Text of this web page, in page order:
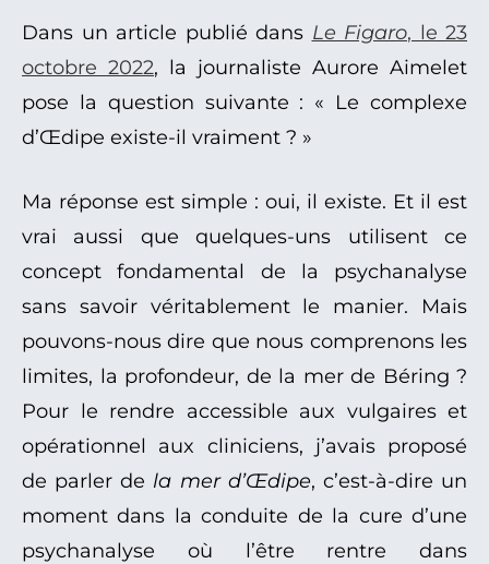
Dans un article publié dans Le Figaro, le 23
octobre 2022, la journaliste Aurore Aimelet
pose la question suivante : « Le complexe
d’Œdipe existe-il vraiment ? »
Ma réponse est simple : oui, il existe. Et il est
vrai aussi que quelques-uns utilisent ce
concept fondamental de la psychanalyse
sans savoir véritablement le manier. Mais
pouvons-nous dire que nous comprenons les
limites, la profondeur, de la mer de Béring ?
Pour le rendre accessible aux vulgaires et
opérationnel aux cliniciens, j’avais proposé
de parler de la mer d’Œdipe, c’est-à-dire un
moment dans la conduite de la cure d’une
psychanalyse où l’être rentre dans